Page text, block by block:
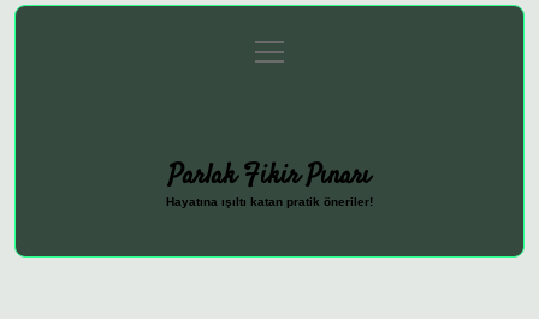
Gizlilik Politikası
menüyü
aç
Parlak Fikir Pınarı
Hayatına ışıltı katan pratik öneriler!